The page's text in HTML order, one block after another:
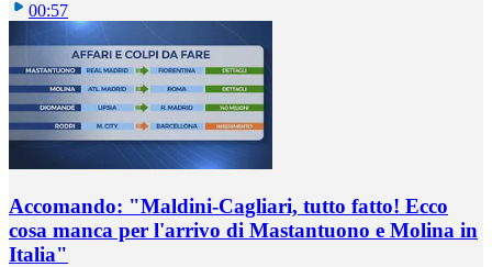
00:57
Accomando: "Maldini-Cagliari, tutto fatto! Ecco
cosa manca per l'arrivo di Mastantuono e Molina in
Italia"